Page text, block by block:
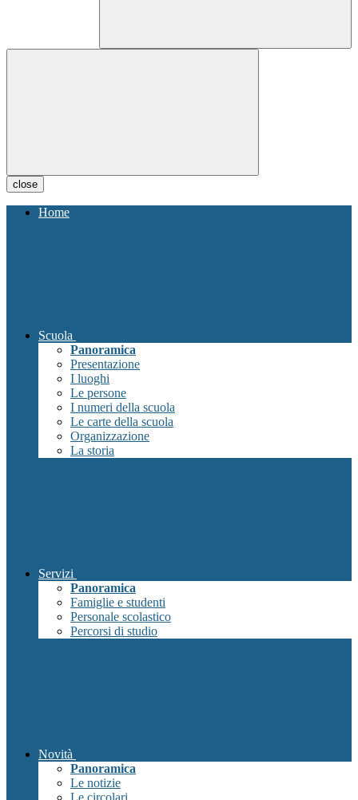
close
Home
Scuola
Panoramica
Presentazione
I luoghi
Le persone
I numeri della scuola
Le carte della scuola
Organizzazione
La storia
Servizi
Panoramica
Famiglie e studenti
Personale scolastico
Percorsi di studio
Novità
Panoramica
Le notizie